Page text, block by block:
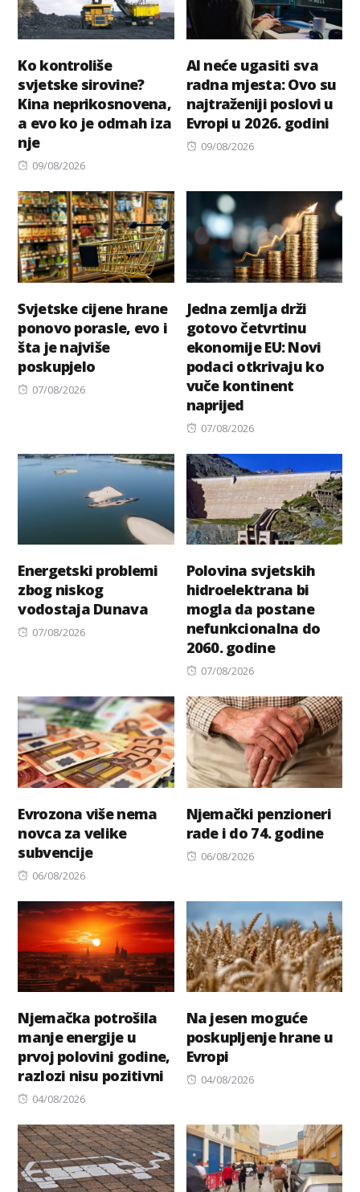
Ko kontroliše
svjetske sirovine?
Kina neprikosnovena,
a evo ko je odmah iza
nje
Posted
09/08/2026
AI neće ugasiti sva
radna mjesta: Ovo su
najtraženiji poslovi u
Evropi u 2026. godini
Posted
09/08/2026
Svjetske cijene hrane
ponovo porasle, evo i
šta je najviše
poskupjelo
Posted
07/08/2026
Jedna zemlja drži
gotovo četvrtinu
ekonomije EU: Novi
podaci otkrivaju ko
vuče kontinent
naprijed
Posted
07/08/2026
Energetski problemi
zbog niskog
vodostaja Dunava
Posted
07/08/2026
Polovina svjetskih
hidroelektrana bi
mogla da postane
nefunkcionalna do
2060. godine
Posted
07/08/2026
Evrozona više nema
novca za velike
subvencije
Posted
06/08/2026
Njemački penzioneri
rade i do 74. godine
Posted
06/08/2026
Njemačka potrošila
manje energije u
prvoj polovini godine,
razlozi nisu pozitivni
Posted
04/08/2026
Na jesen moguće
poskupljenje hrane u
Evropi
Posted
04/08/2026